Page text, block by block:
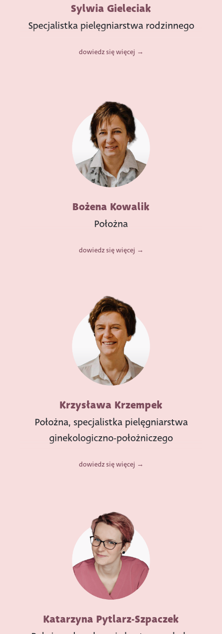
Sylwia Gieleciak
Specjalistka pielęgniarstwa rodzinnego
dowiedz się więcej
Bożena Kowalik
Położna
dowiedz się więcej
Krzysława Krzempek
Położna, specjalistka pielęgniarstwa
ginekologiczno-położniczego
dowiedz się więcej
Katarzyna Pytlarz-Szpaczek